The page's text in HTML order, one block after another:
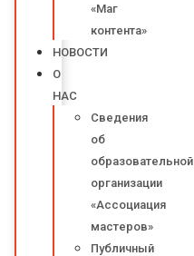
«Маг
контента»
НОВОСТИ
О
НАС
Сведения
об
образовательной
организации
«Ассоциация
мастеров»
Публичный